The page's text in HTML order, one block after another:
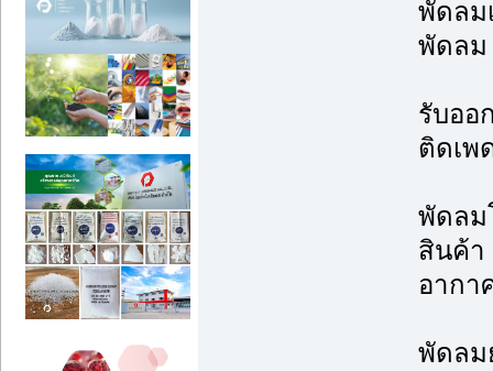
พัดลม
พัดลม
รับออ
ติดเพ
พัดลม
สินค้า
อากา
พัดลม